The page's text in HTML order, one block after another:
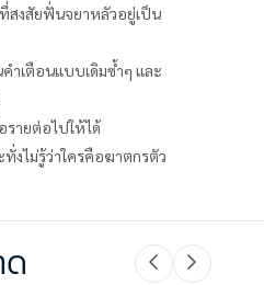
ที่สงสัยฟั่นจยาหลัวอยู่เป็น
ำเตือนแบบเดิมซ้ำๆ และ
รายต่อไปให้ได้
งไม่รู้ว่าใครคือฆาตกรตัว